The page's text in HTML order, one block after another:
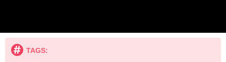
TAGS: